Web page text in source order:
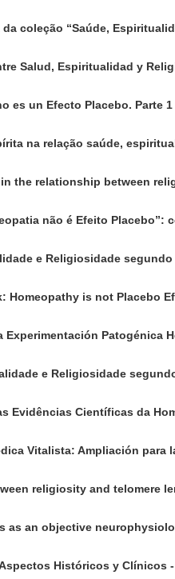
coleção “Saúde,
Salud, Espiritualidad y
es un Efecto Placebo. Parte
na relação saúde,
the relationship between
não é Efeito
e Religiosidade
Homeopathy is not Placebo
Experimentación Patogénica
e Religiosidade
Evidências Científicas da
Vitalista: Ampliación para
religiosity and telomere
as an objective
Históricos y Clínicos -